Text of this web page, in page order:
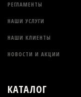
РЕГЛАМЕНТЫ
НАШИ УСЛУГИ
НАШИ КЛИЕНТЫ
НОВОСТИ И АКЦИИ
КАТАЛОГ